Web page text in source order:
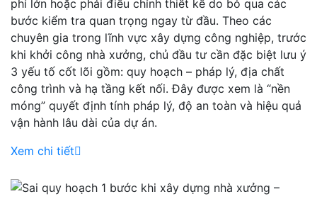
phí lớn hoặc phải điều chỉnh thiết kế do bỏ qua các
bước kiểm tra quan trọng ngay từ đầu. Theo các
chuyên gia trong lĩnh vực xây dựng công nghiệp, trước
khi khởi công nhà xưởng, chủ đầu tư cần đặc biệt lưu ý
3 yếu tố cốt lõi gồm: quy hoạch – pháp lý, địa chất
công trình và hạ tầng kết nối. Đây được xem là “nền
móng” quyết định tính pháp lý, độ an toàn và hiệu quả
vận hành lâu dài của dự án.
Xem chi tiết